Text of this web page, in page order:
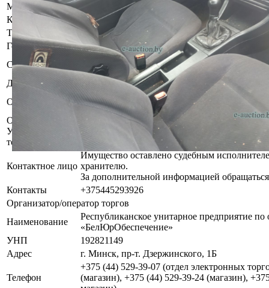
Модель
Коробка передач Механическая
Тип кузова
Седан
Год выпуска
1994
Состояние
Бывшее в употреблении. Комплектность и
проверялась.
Должник
Климкович Юрий Михайлович
Обременения
Запрет совершения регистрационных
Арест ОГАИ Борисовского РУВД.
Осмотр объекта
Участник электронных торгов обязан до начала электронных
торгов ( п.2.4.3 Регламента)
Контактное лицо
Имущество оставлено судебным
хранителю.
За дополнительной информацией
Контакты
+375445293926
Организатор/оператор торгов
Наименование
Республиканское унитарное предприятие по
«БелЮрОбеспечение»
УНП
192821149
Адрес
г. Минск, пр-т. Дзержинского, 1Б
Телефон
+375 (44) 529-39-07 (отдел электронных
(магазин), +375 (44) 529-39-24 (магазин),